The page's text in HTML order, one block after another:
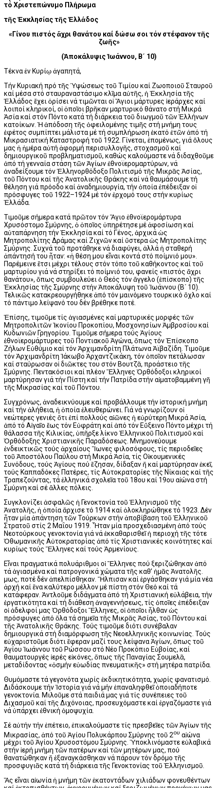
τό Χριστεπώνυμο Πλήρωμα
τῆς Ἐκκλησίας τῆς Ἑλλάδος
«Γίνου πιστός ἄχρι θανάτου καί δώσω σοι τόν στέφανον τῆς
ζωῆς»
(Ἀποκάλυψις Ἰωάννου, Β´ 10)
Τέκνα ἐν Κυρίῳ ἀγαπητά,
Τήν Κυριακή πρό τῆς Ὑψώσεως τοῦ Τιμίου καί Ζωοποιοῦ Σταυροῦ
καί μέσα στό σταυραναστάσιμο κλῖμα αὐτῆς, ἡ Ἐκκλησία τῆς
Ἑλλάδος ἔχει ὁρίσει νά τιμῶνται oἱ Ἅγιοι μάρτυρες ἱεράρχες καί
λοιποί κληρικοί, οἱ ὁποῖοι βρῆκαν μαρτυρικό θάνατο στή Μικρά
Ἀσία καί στόν Πόντο κατά τή διάρκεια τοῦ διωγμοῦ τῶν Ἑλλήνων
κατοίκων. Ἡ ἀπόδοση τῆς ὀφειλομένης τιμῆς στή μνήμη τους
ἐφέτος συμπίπτει μάλιστα μέ τή συμπλήρωση ἑκατό ἐτῶν ἀπό τή
Μικρασιατική Καταστροφή τοῦ 1922. Γίνεται, ἑπομένως, γιά ὅλους
μας ἡ ἡμέρα αὐτή ἀφορμή περισυλλογῆς, στοχασμοῦ καί
δημιουργικοῦ προβληματισμοῦ, καθώς καλούμαστε νά διδαχθοῦμε
ἀπό τή γενναία στάση τῶν Ἁγίων ἐθνοϊερομαρτύρων, νά
ἀναδείξουμε τόν Ἑλληνορθόδοξο Πολιτισμό τῆς Μικρᾶς Ἀσίας,
τοῦ Πόντου καί τῆς Ἀνατολικῆς Θράκης καί νά θαυμάσουμε τή
θέληση γιά πρόοδο καί ἀναδημιουργία, τήν ὁποία ἐπέδειξαν οἱ
πρόσφυγες τοῦ 1922–1924 μέ τόν ἐρχομό τους στήν κυρίως
Ἑλλάδα.
Τιμοῦμε σήμερα κατά πρῶτον τόν Ἅγιο ἐθνοϊερομάρτυρα
Χρυσόστομο Σμύρνης, ὁ ὁποῖος ὑπηρέτησε μέ ἀφοσίωση καί
αὐταπάρνηση τήν Ἐκκλησία καί τό Γένος, ἀρχικά ὡς
Μητροπολίτης Δράμας καί Ζιχνῶν καί ὕστερα ὡς Μητροπολίτης
Σμύρνης. Συχνά τοῦ προτάθηκε νά διαφύγει, ἀλλά ἡ σταθερή
ἀπάντησή του ἦταν: «ἡ θέση μου εἶναι κοντά στό ποίμνιό μου».
Παρέμεινε ἔτσι μέχρι τέλους στόν τόπο τοῦ καθήκοντος καί τοῦ
μαρτυρίου γιά νά στηρίξει τό ποίμνιό του, φανείς «πιστός ἄχρι
θανάτου», ὅπως συμβουλεύει ὁ Θεός τόν ἄγγελο (ἐπίσκοπο) τῆς
Ἐκκλησίας τῆς Σμύρνης στήν Ἀποκάλυψη τοῦ Ἰωάννου (Β´ 10).
Τελικῶς κατακρεουργήθηκε ἀπό τόν μαινόμενο τουρκικό ὄχλο καί
τό πάντιμο λείψανό του δέν βρέθηκε ποτέ.
Ἐπίσης, τιμοῦμε τίς ἁγιασμένες καί μαρτυρικές μορφές τῶν
Μητροπολιτῶν Ἰκονίου Προκοπίου, Μοσχονησίων Ἀμβροσίου καί
Κυδωνιῶν Γρηγορίου. Τιμοῦμε σήμερα τούς Ἁγίους
ἐθνοϊερομάρτυρες τοῦ Ποντιακοῦ Ἀγώνα, ὅπως τόν Ἐπίσκοπο
Ζήλων Εὐθύμιο καί τόν Ἀρχιμανδρίτη Πλάτωνα Ἀϊβαζίδη. Τιμοῦμε
τόν Ἀρχιμανδρίτη Ἰάκωβο Ἀρχαντζικάκη, τόν ὁποῖον πετάλωσαν
καί σταύρωσαν οἱ διῶκτες του στόν Βουτζᾶ, προάστειο τῆς
Σμύρνης. Πεντακόσιοι καί πλέον Ἕλληνες Ὀρθόδοξοι κληρικοί
μαρτύρησαν γιά τήν Πίστη καί τήν Πατρίδα στήν αἱματοβαμμένη γῆ
τῆς Μικρασίας καί τοῦ Πόντου.
Συγχρόνως, ἀναδεικνύουμε καί προβάλλουμε τήν ἱστορική μνήμη
καί τήν ἀλήθεια, ἡ ὁποία ἐλευθερώνει. Γιά νά γνωρίζουν οἱ
νεώτερες γενιές ὅτι ἐπί πολλούς αἰῶνες ἡ εὐρύτερη Μικρά Ἀσία,
ἀπό τό Αἰγαῖο ἕως τόν Εὐφράτη καί ἀπό τόν Εὔξεινο Πόντο μέχρι τή
θάλασσα τῆς Κιλικίας, ὑπῆρξε λίκνο Ἑλληνικοῦ Πολιτισμοῦ καί
Ὀρθόδοξης Χριστιανικῆς Παραδόσεως. Μνημονεύουμε
ἐνδεικτικῶς τούς ἀρχαίους Ἴωνες φιλοσόφους, τίς περιοδεῖες
τοῦ Ἀποστόλου Παύλου στή Μικρά Ἀσία, τίς Οἰκουμενικές
Συνόδους, τούς Ἁγίους πού ἔζησαν, δίδαξαν ἤ καί μαρτύρησαν ἐκεῖ,
τούς Καππαδόκες Πατέρες, τίς Αὐτοκρατορίες τῆς Νίκαιας καί τῆς
Τραπεζούντας, τά ἑλληνικά σχολεῖα τοῦ 18ου καί 19ου αἰώνα στή
Σμύρνη καί σέ ἄλλες πόλεις.
Συγκλονίζει ἀσφαλῶς ἡ Γενοκτονία τοῦ Ἑλληνισμοῦ τῆς
Ἀνατολῆς, ἡ ὁποία ἄρχισε τό 1914 καί ὁλοκληρώθηκε τό 1923. Δέν
ἦταν μία ἀπάντηση τῶν Τούρκων στήν ἀποβίβαση τοῦ Ἑλληνικοῦ
Στρατοῦ στίς 2 Μαΐου 1919. Ἦταν μία προσχεδιασμένη ἀπό τούς
Νεοτούρκους γενοκτονία γιά νά ἐκκαθαρισθεῖ ἡ περιοχή τῆς τότε
Ὀθωμανικῆς Αὐτοκρατορίας ἀπό τίς Χριστιανικές κοινότητες καί
κυρίως τούς Ἕλληνες καί τούς Ἀρμενίους.
Εἶναι πραγματικά πολυάριθμοι οἱ Ἕλληνες πού ξεριζώθηκαν ἀπό
τά ἁγιασμένα καί πατρογονικά χώματα τῆς καθ’ ἡμᾶς Ἀνατολῆς.
Ὅμως, ποτέ δέν ἀπελπίσθηκαν. Ἤλπισαν καί ἐργάσθηκαν γιά μία νέα
ἀρχή καί ἕνα καλύτερο μέλλον μέ πίστη στόν Θεό καί τά
κατάφεραν. Ἀντλοῦμε διδάγματα ἀπό τή Χριστιανική εὐλάβεια, τήν
ἐργατικότητα καί τή διάθεση ἀναγεννήσεως, τίς ὁποῖες ἐπέδειξαν
οἱ ἀδελφοί μας Ὀρθόδοξοι Ἕλληνες, οἱ ὁποῖοι ἦλθαν ὡς
πρόσφυγες ἀπό ὅλα τά σημεῖα τῆς Μικρᾶς Ἀσίας, τοῦ Πόντου καί
τῆς Ἀνατολικῆς Θράκης. Τούς τιμοῦμε διότι συνέβαλαν
δημιουργικά στή διαμόρφωση τῆς Νεοελληνικῆς κοινωνίας. Τούς
εὐχαριστοῦμε διότι ἔφεραν μαζί τους λείψανα Ἁγίων, ὅπως τοῦ
Ἁγίου Ἰωάννου τοῦ Ρώσσου στό Νέο Προκόπιο Εὐβοίας, καί
θαυματουργές ἱερές εἰκόνες, ὅπως τῆς Παναγίας Σουμελᾶ,
μεταδίδοντας «ὀσμήν εὐωδίας πνευματικῆς» στή μητέρα πατρίδα.
Θυμόμαστε τά γεγονότα χωρίς ἐκδικητικότητα, χωρίς φανατισμό.
Διδάσκουμε τήν Ἱστορία γιά νά μήν ἐπαναληφθεῖ ὁποιαδήποτε
γενοκτονία. Μιλοῦμε στά παιδιά μας γιά τίς συνέπειες τοῦ
Διχασμοῦ καί τῆς Διχόνοιας, προσευχόμαστε καί ἐργαζόμαστε γιά
νά ὑπάρχει ἐθνική ὁμοψυχία.
Σέ αὐτήν τήν ἐπέτειο, ἐπικαλούμαστε τίς πρεσβεῖες τῶν Ἁγίων τῆς
Μικρασίας, ἀπό τοῦ Ἁγίου Πολυκάρπου Σμύρνης τοῦ 2ου αἰώνα
μέχρι τοῦ Ἁγίου Χρυσοστόμου Σμύρνης. Ὑποκλινόμαστε εὐλαβικά
στήν ἱερή μνήμη τῶν πατέρων καί τῶν μητέρων μας, πού
θανατώθηκαν ἤ ἐξαναγκάσθηκαν νά πάρουν τόν δρόμο τῆς
προσφυγιᾶς κατά τή διάρκεια τῆς Γενοκτονίας τοῦ Ἑλληνισμοῦ.
Ἄς εἶναι αἰωνία ἡ μνήμη τῶν ἑκατοντάδων χιλιάδων φονευθέντων